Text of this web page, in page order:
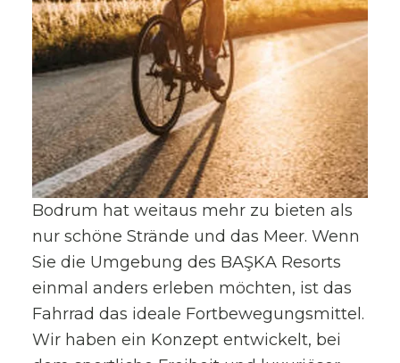
Bodrum hat weitaus mehr zu bieten als
nur schöne Strände und das Meer. Wenn
Sie die Umgebung des BAŞKA Resorts
einmal anders erleben möchten, ist das
Fahrrad das ideale Fortbewegungsmittel.
Wir haben ein Konzept entwickelt, bei